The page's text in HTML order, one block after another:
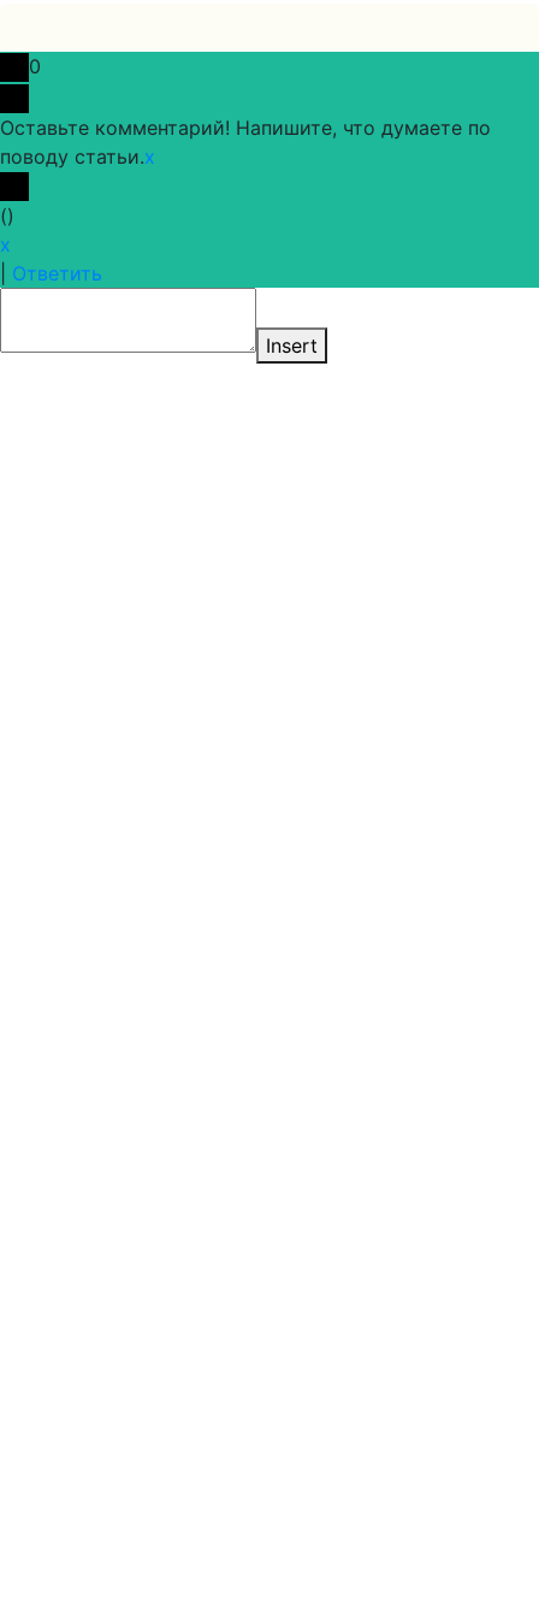
0
Оставьте комментарий! Напишите, что думаете по
поводу статьи.x
()
x
Ответить
Insert